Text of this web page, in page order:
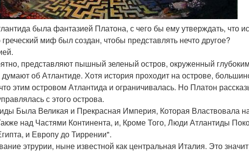
была фантазией Платона, с чего бы ему утверждать, что
миф был создан, чтобы представлять нечто другое?
представляют пышный зеленый остров, окруженный
об Атлантиде. Хотя история проходит на острове,
этим островом Атлантида и ограничивалась. Но Платон
с этого острова.
Была Великая и Прекрасная Империя, Которая Властвовала
над Частями Континента, и, Кроме Того, Люди Атлантиды
и Европу до Тиррении".
этрурии, ныне известной как центральная Италия. Это